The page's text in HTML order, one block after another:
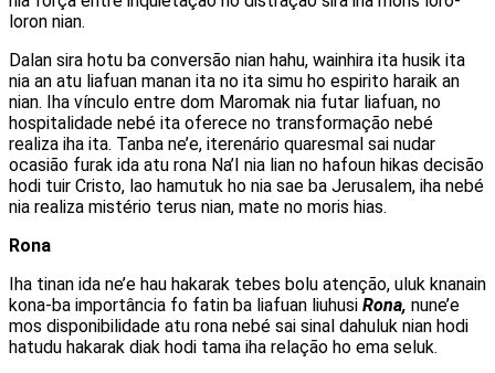
loron nian.
Dalan sira hotu ba conversão nian hahu, wainhira ita husik ita
nia an atu liafuan manan ita no ita simu ho espirito haraik an
nian. Iha vínculo entre dom Maromak nia futar liafuan, no
hospitalidade nebé ita oferece no transformação nebé
realiza iha ita. Tanba ne’e, iterenário quaresmal sai nudar
ocasião furak ida atu rona Na’I nia lian no hafoun hikas decisão
hodi tuir Cristo, lao hamutuk ho nia sae ba Jerusalem, iha nebé
nia realiza mistério terus nian, mate no moris hias.
Rona
Iha tinan ida ne’e hau hakarak tebes bolu atenção, uluk knanain
kona-ba importância fo fatin ba liafuan liuhusi Rona, nune’e
mos disponibilidade atu rona nebé sai sinal dahuluk nian hodi
hatudu hakarak diak hodi tama iha relação ho ema seluk.